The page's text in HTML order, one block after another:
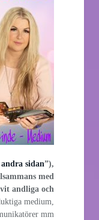
sidan”),
med
andliga och
medium,
mm